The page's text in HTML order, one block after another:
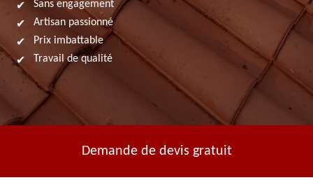
Sans engagement
Artisan passionné
Prix imbattable
Travail de qualité
Demande de devis gratuit